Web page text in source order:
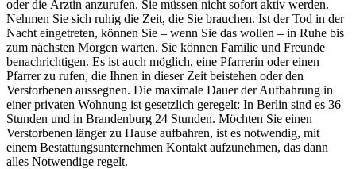
oder die Ärztin anzurufen. Sie müssen nicht sofort aktiv werden.
Nehmen Sie sich ruhig die Zeit, die Sie brauchen. Ist der Tod in der
Nacht eingetreten, können Sie – wenn Sie das wollen – in Ruhe bis
zum nächsten Morgen warten. Sie können Familie und Freunde
benachrichtigen. Es ist auch möglich, eine Pfarrerin oder einen
Pfarrer zu rufen, die Ihnen in dieser Zeit beistehen oder den
Verstorbenen aussegnen. Die maximale Dauer der Aufbahrung in
einer privaten Wohnung ist gesetzlich geregelt: In Berlin sind es 36
Stunden und in Brandenburg 24 Stunden. Möchten Sie einen
Verstorbenen länger zu Hause aufbahren, ist es notwendig, mit
einem Bestattungsunternehmen Kontakt aufzunehmen, das dann
alles Notwendige regelt.